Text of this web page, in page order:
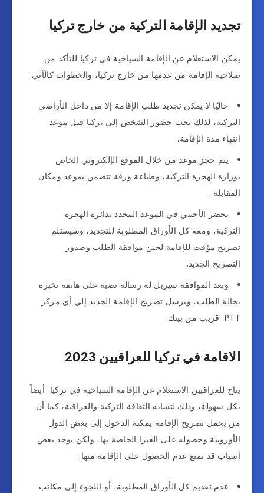
تجديد الإقامة التركية من خارج تركيا
يمكن الاستعلام عن الإقامة السياحية في تركيا للتأكد من
صلاحية الإقامة من عدمها من خارج تركيا، والخطوات كالآتي:
حاليًا لا يمكن تجديد طلب الإقامة إلا من داخل الأراضي
التركية، لذلك يجب حضور الشخص إلى تركيا قبل موعد
انتهاء مدة الإقامة.
يتم حجز موعد من خلال الموقع الإلكتروني الخاص
بوزارة الهجرة التركية، وطباعة ورقة تتضمن بموعد ومكان
المقابلة.
يحضر الأجنبي في الموعد المحدد بدائرة الهجرة
التركية، ومعه كل الأوراق المطلوبة للتجديد، وسيستلم
تصريح مؤقت للإقامة لحين موافقة الطلب وصدور
التصريح الجديد.
وبعد الموافقة سيريل له رسالة نصية على هاتفه تخبره
بحالة الطلب، ويرسل تصريح الإقامة الجديد إلي أي مركز
PTT قريب من بيتك.
الاقامة في تركيا للعراقيين 2023
يتاح للعراقيين الاستعلام عن الإقامة السياحية في تركيا أيضاً
بكل سهولة، وذلك لتشابه الثقافة التركية والعراقية، كما أن
من يحمل تصريح الإقامة يمكنه الدخول إلى بعض الدول
الأوروبية وحصوله على الفيزا الخاصة بها، ولكن يوجد بعض
أسباب قد تمنع عدم الحصول على الإقامة منها:
عدم تقديم كل الأوراق المطلوبة، أو اللجوء إلى مكاتب